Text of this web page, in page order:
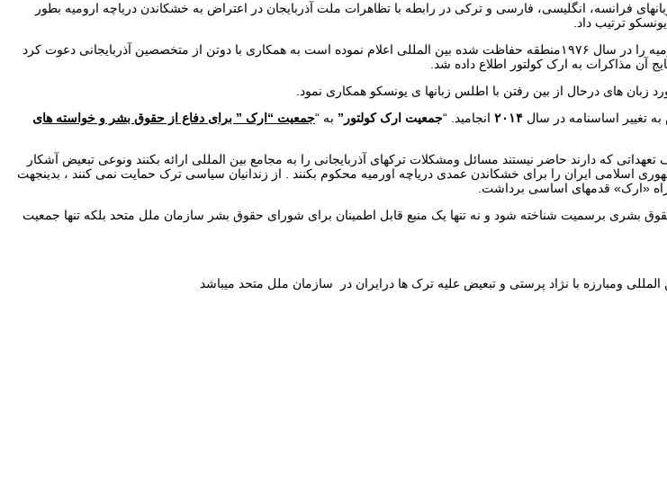
۵ آوریل ۲۰۱۰ به زبانهای فرانسه، انگلیسی، فارسی و ترکی در رابطه با تظاهرات ملت آذربایجان در اعتراض به خشکاندن دریاچه ارومیه بطور
ترتیب داد.
جمعیت “ارک کولتور” برای دفاع از موجودیت دریاچه ارومیه ، مدیر مرکزبییوسفریونسکورا که دریاچه ارومیه را در سال ۱۹۷۶منطقه حفاظت شده بین المللی اعلام نموده است به همکاری با دوتن از متخصصین آذربایجانی دعوت کرد
آن مذاکرات به ارک کولتور اطلاع داده شد.
زبان های درحال از بین رفتن با اطلس زبانها ی یونسکو همکاری نمود.
تغییر اساسنامه در سال ۲۰۱۴ انجامید. “جمعیت ارک کولتور” به “جمعیت “ارک ” برای دفاع از حقوق بشر و خواسته های
که دارند حاضر نیستند مسائل ومشکلات ترکهای آذربایجانی را به مجامع بین المللی ارائه بکنند ونوعی تبعیض آشکار
اسلامی ایران را برای خشکاندن عمدی دریاچه اورمیه محکوم بکنند . از زندانیان سیاسی ترک حمایت نمی کنند ، بدینجهت
«ارک» قدمهای اساسی برداشت.
بشری برسمیت شناخته شود و نه تنها یک منبع قابل اطمینان برای شورای حقوق بشر سازمان ملل متحد بلکه تنها جمعیت
ومبارزه با نژاد پرستی و تبعیض علیه ترک ها درایران در سازمان ملل متحد میباشد